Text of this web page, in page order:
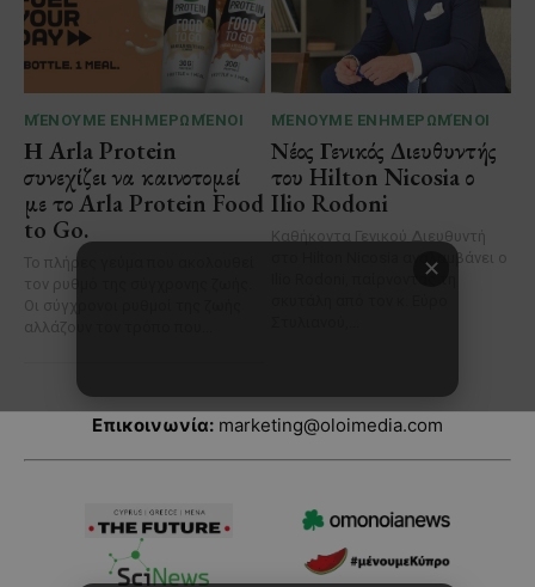
Επικοινωνία: marketing@oloimedia.com